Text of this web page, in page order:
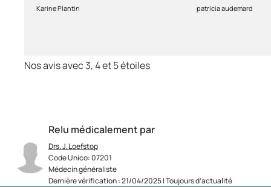
Relu médicalement par
Drs. J. Loefstop
Code Unico: 07201
Médecin généraliste
Dernière vérification : 21/04/2025 | Toujours d’actualité
Karine Plantin patricia audemard
Nos avis avec 3, 4 et 5 étoiles